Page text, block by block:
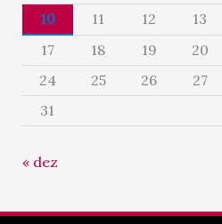
10
11 12 13
17
18 19 20
24
25 26 27
31
« dez